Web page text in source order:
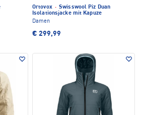
Ortovox · Swisswool Piz Duan
Isolationsjacke mit Kapuze
Damen
€ 299,99